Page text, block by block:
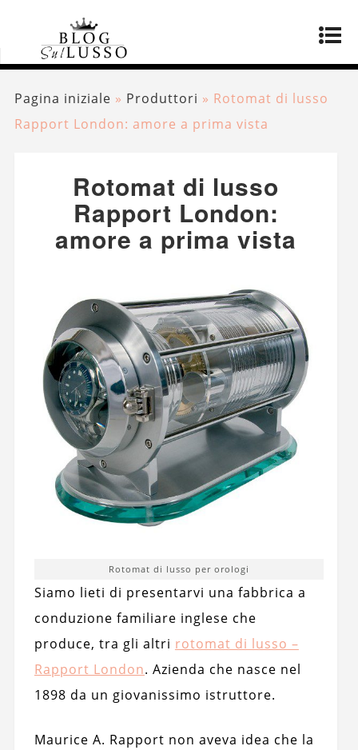
Pagina iniziale » Produttori » Rotomat di lusso
Rapport London: amore a prima vista
Rotomat di lusso
Rapport London:
amore a prima vista
Rotomat di lusso per orologi
Siamo lieti di presentarvi una fabbrica a
conduzione familiare inglese che
produce, tra gli altri rotomat di lusso –
Rapport London. Azienda che nasce nel
1898 da un giovanissimo istruttore.
Maurice A. Rapport non aveva idea che la